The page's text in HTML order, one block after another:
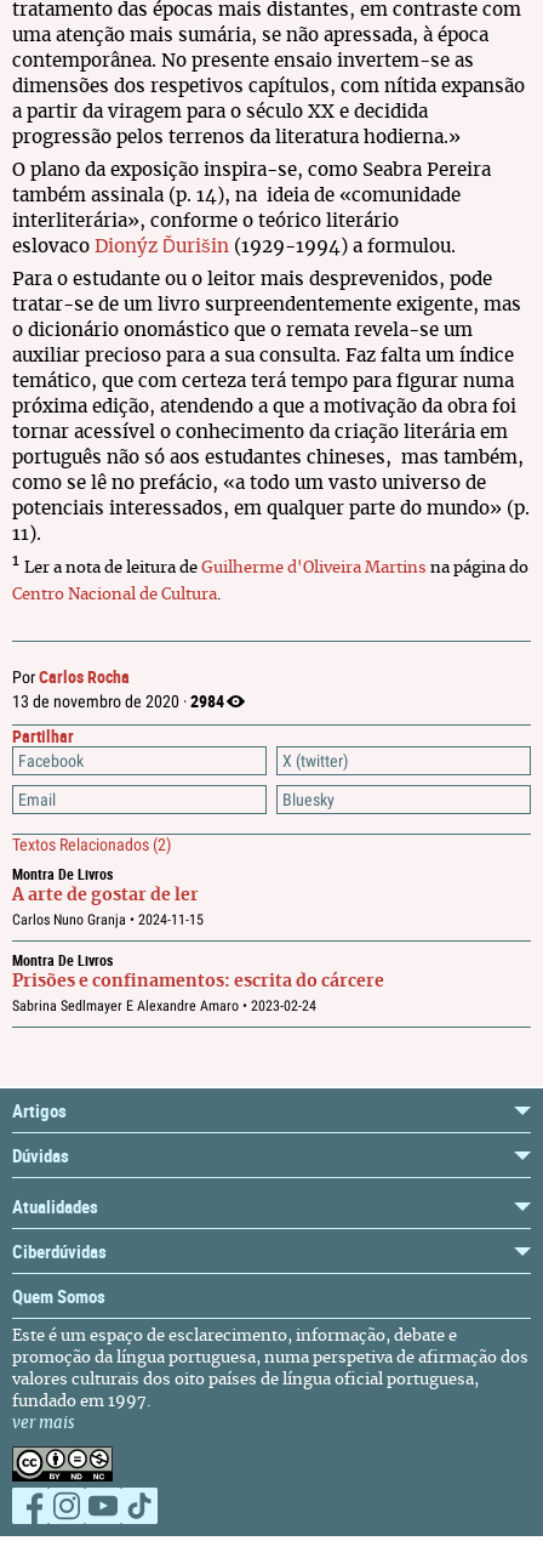
PorCarlos Rocha
13 de novembro de 2020 ·2984
Partilhar
Facebook
X (twitter)
Email
Bluesky
Textos Relacionados (2)
Montra De Livros
A arte de gostar de ler
Carlos Nuno Granja • 2024-11-15
Montra De Livros
Prisões e confinamentos: escrita do cárcere
Sabrina Sedlmayer E Alexandre Amaro • 2023-02-24
tratamento das épocas mais distantes, em contraste com
uma atenção mais sumária, se não apressada, à época
contemporânea. No presente ensaio invertem-se as
dimensões dos respetivos capítulos, com nítida expansão
a partir da viragem para o século XX e decidida
progressão pelos terrenos da literatura hodierna.»
O plano da exposição inspira-se, como Seabra Pereira
também assinala (p. 14), na ideia de «comunidade
interliterária», conforme o teórico literário
eslovaco Dionýz Ďurišin (1929-1994) a formulou.
Para o estudante ou o leitor mais desprevenidos, pode
tratar-se de um livro surpreendentemente exigente, mas
o dicionário onomástico que o remata revela-se um
auxiliar precioso para a sua consulta. Faz falta um índice
temático, que com certeza terá tempo para figurar numa
próxima edição, atendendo a que a motivação da obra foi
tornar acessível o conhecimento da criação literária em
português não só aos estudantes chineses, mas também,
como se lê no prefácio, «a todo um vasto universo de
potenciais interessados, em qualquer parte do mundo» (p.
11).
1 Ler a nota de leitura de Guilherme d'Oliveira Martins na página do
Centro Nacional de Cultura.
Artigos
Dúvidas
Atualidades
Ciberdúvidas
Quem Somos
Este é um espaço de esclarecimento, informação, debate e
promoção da língua portuguesa, numa perspetiva de afirmação dos
valores culturais dos oito países de língua oficial portuguesa,
fundado em 1997.
ver mais